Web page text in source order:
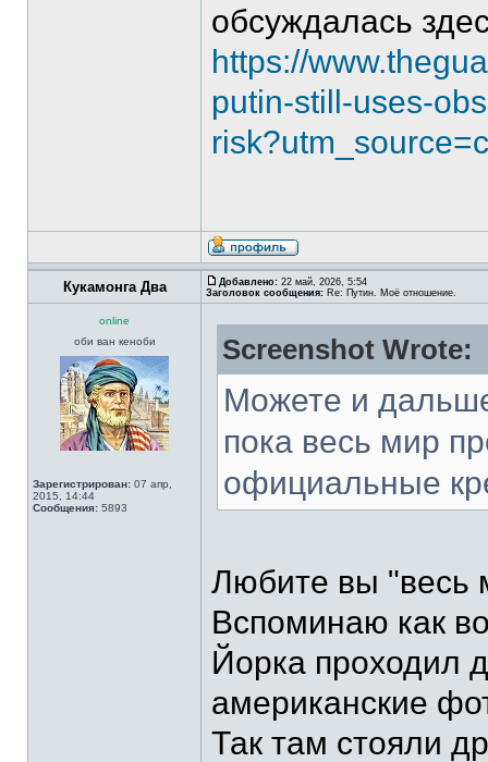
обсуждалась
https://
putin-still-uses-
Кукамонга Два Добавлено: 22 май, 2026, 5:54
Заголовок сообщения: Re: Путин. Моё отношение.
online
оби ван кеноби
Зарегистрирован: 07 апр,
2015, 14:44
Сообщения: 5893
Screenshot Wrote:
Можете и
пока весь мир
официальные
Любите вы "весь
Вспоминаю как
Йорка проходил
американские
Так там стояли